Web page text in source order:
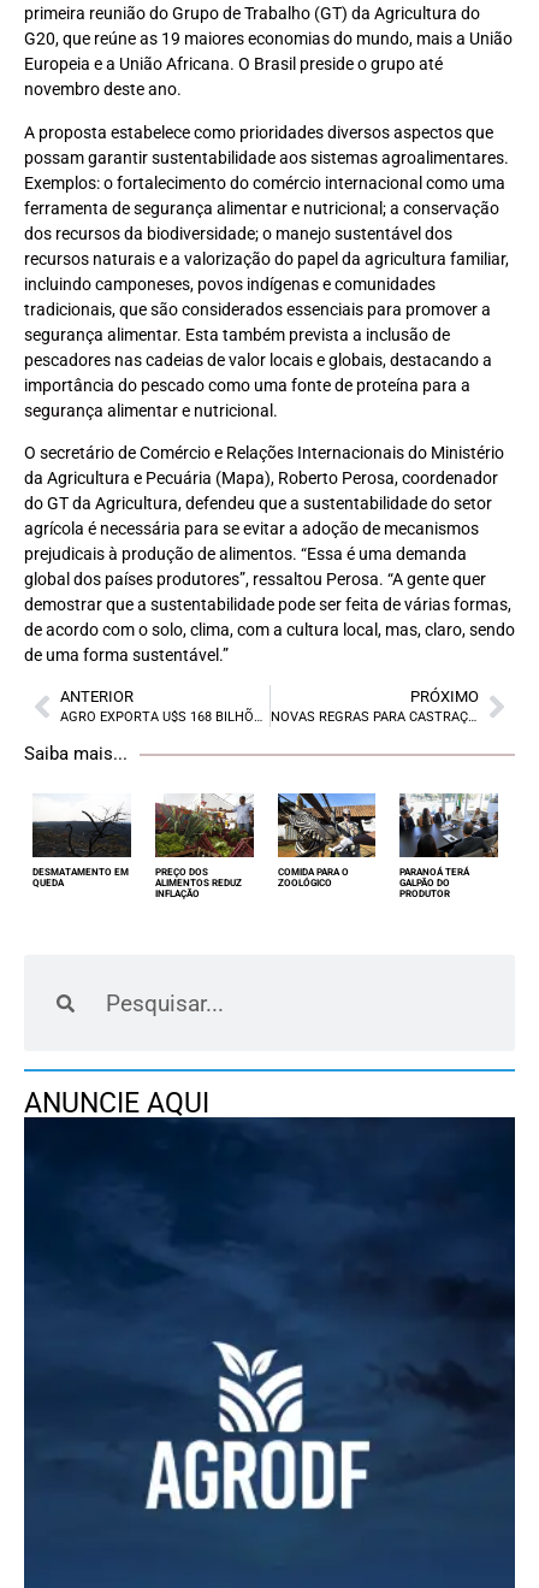
primeira reunião do Grupo de Trabalho (GT) da Agricultura do
G20, que reúne as 19 maiores economias do mundo, mais a União
Europeia e a União Africana. O Brasil preside o grupo até
novembro deste ano.
A proposta estabelece como prioridades diversos aspectos que
possam garantir sustentabilidade aos sistemas agroalimentares.
Exemplos: o fortalecimento do comércio internacional como uma
ferramenta de segurança alimentar e nutricional; a conservação
dos recursos da biodiversidade; o manejo sustentável dos
recursos naturais e a valorização do papel da agricultura familiar,
incluindo camponeses, povos indígenas e comunidades
tradicionais, que são considerados essenciais para promover a
segurança alimentar. Esta também prevista a inclusão de
pescadores nas cadeias de valor locais e globais, destacando a
importância do pescado como uma fonte de proteína para a
segurança alimentar e nutricional.
O secretário de Comércio e Relações Internacionais do Ministério
da Agricultura e Pecuária (Mapa), Roberto Perosa, coordenador
do GT da Agricultura, defendeu que a sustentabilidade do setor
agrícola é necessária para se evitar a adoção de mecanismos
prejudicais à produção de alimentos. “Essa é uma demanda
global dos países produtores”, ressaltou Perosa. “A gente quer
demostrar que a sustentabilidade pode ser feita de várias formas,
de acordo com o solo, clima, com a cultura local, mas, claro, sendo
de uma forma sustentável.”
ANTERIOR
AGRO EXPORTA U$S 168 BILHÕES
PRÓXIMO
NOVAS REGRAS PARA CASTRAÇÃO
Saiba mais...
DESMATAMENTO EM
QUEDA
PREÇO DOS
ALIMENTOS REDUZ
INFLAÇÃO
COMIDA PARA O
ZOOLÓGICO
PARANOÁ TERÁ
GALPÃO DO
PRODUTOR
ANUNCIE AQUI